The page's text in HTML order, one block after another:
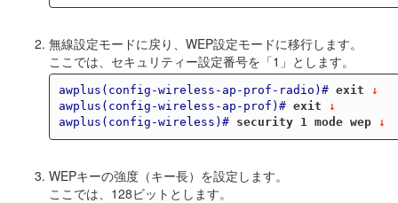
無線設定モードに戻り、WEP設定モードに移行します。
ここでは、セキュリティー設定番号を「1」とします。
awplus(config-wireless-ap-prof-radio)# exit ↓
awplus(config-wireless-ap-prof)# exit ↓
awplus(config-wireless)#
security 1 mode wep ↓
WEPキーの強度（キー長）を設定します。
ここでは、128ビットとします。